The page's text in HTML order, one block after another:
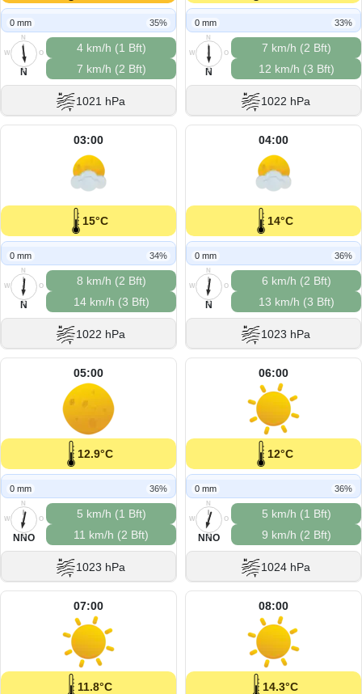
0 mm 35%
N
O
S
W
N
4 km/h (1 Bft)
7 km/h (2 Bft)
1021 hPa
0 mm 33%
N
O
S
W
N
7 km/h (2 Bft)
12 km/h (3 Bft)
1022 hPa
03:00
15°C
0 mm 34%
N
O
S
W
N
8 km/h (2 Bft)
14 km/h (3 Bft)
1022 hPa
04:00
14°C
0 mm 36%
N
O
S
W
N
6 km/h (2 Bft)
13 km/h (3 Bft)
1023 hPa
05:00
12.9°C
0 mm 36%
N
O
S
W
NNO
5 km/h (1 Bft)
11 km/h (2 Bft)
1023 hPa
06:00
12°C
0 mm 36%
N
O
S
W
NNO
5 km/h (1 Bft)
9 km/h (2 Bft)
1024 hPa
07:00
11.8°C
08:00
14.3°C